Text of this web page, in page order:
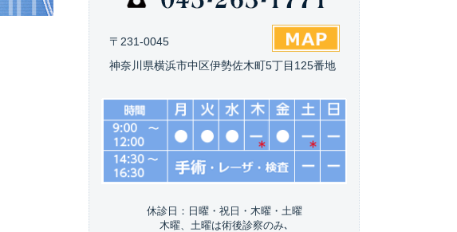
〒231-0045
神奈川県横浜市中区伊勢佐木町5丁目125番地
休診日：日曜・祝日・木曜・土曜
木曜、土曜は術後診察のみ､